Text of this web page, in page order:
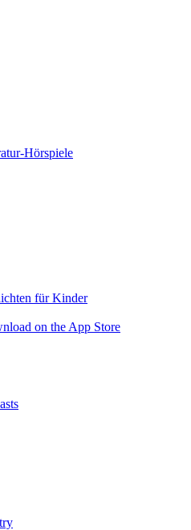
Hörspiele
für Kinder